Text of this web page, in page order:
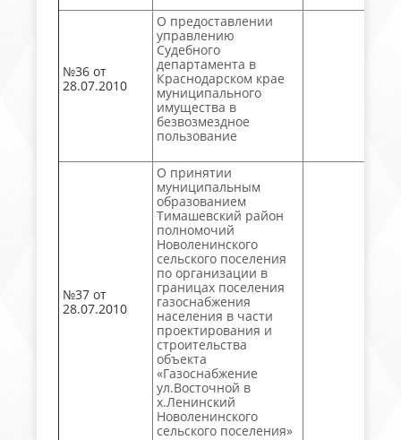
№36 от
28.07.2010
О предоставлении
управлению
Судебного
департамента в
Краснодарском крае
муниципального
имущества в
безвозмездное
пользование
№37 от
28.07.2010
О принятии
муниципальным
образованием
Тимашевский район
полномочий
Новоленинского
сельского поселения
по организации в
границах поселения
газоснабжения
населения в части
проектирования и
строительства
объекта
«Газоснабжение
ул.Восточной в
х.Ленинский
Новоленинского
сельского поселения»